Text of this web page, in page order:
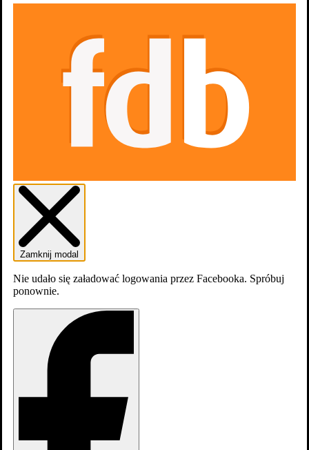
Skocz do wybranego zawodu
Scenariusz
1
Zamknij modal
Nie udało się załadować logowania przez Facebooka. Spróbuj
ponownie.